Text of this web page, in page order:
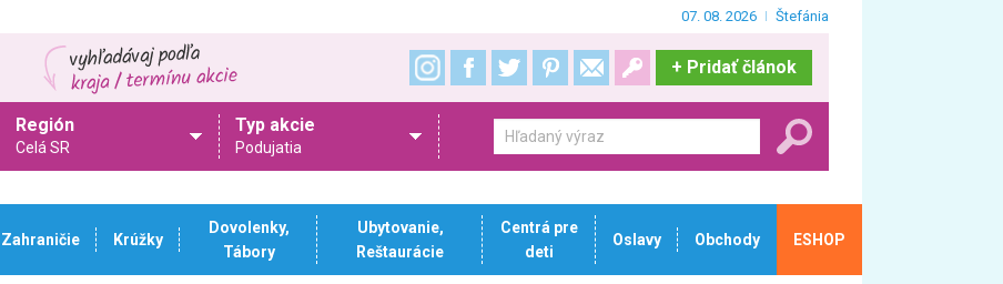
07. 08. 2026 Štefánia
+ Pridať článok
Región
Celá SR
Typ akcie
Podujatia
Zahraničie Krúžky
Dovolenky,
Tábory
Ubytovanie,
Reštaurácie
Centrá pre
deti
Oslavy Obchody ESHOP